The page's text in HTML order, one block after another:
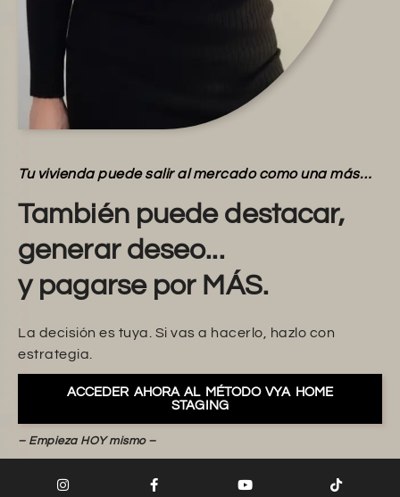
Tu vivienda puede salir al mercado como una más…
También puede destacar,
generar deseo...
y pagarse por MÁS.
La decisión es tuya. Si vas a hacerlo, hazlo con
estrategia.
ACCEDER AHORA AL MÉTODO VYA HOME
STAGING
– Empieza HOY mismo –